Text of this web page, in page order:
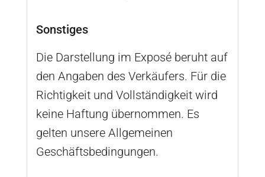
Sonstiges
Die Darstellung im Exposé beruht auf
den Angaben des Verkäufers. Für die
Richtigkeit und Vollständigkeit wird
keine Haftung übernommen. Es
gelten unsere Allgemeinen
Geschäftsbedingungen.